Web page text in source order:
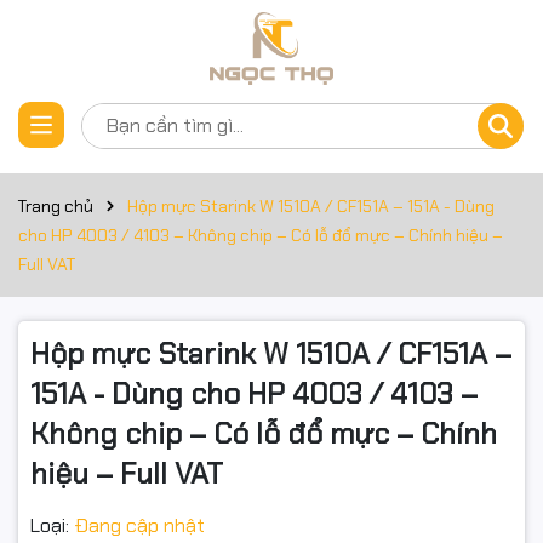
Trang chủ
Hộp mực Starink W 1510A / CF151A – 151A - Dùng
cho HP 4003 / 4103 – Không chip – Có lỗ đổ mực – Chính hiệu –
Full VAT
Hộp mực Starink W 1510A / CF151A –
151A - Dùng cho HP 4003 / 4103 –
Không chip – Có lỗ đổ mực – Chính
hiệu – Full VAT
Loại: Đang cập nhật
Thông số kỹ thuật
Hộp mực Starink W1510A / CF151A – Dùng cho HP 4003 /
4103 – Không chip – Có lỗ đổ mực – Chính hiệu – Full VAT
📝 Mô tả ngắn
cao cho dòng HP LaserJet Pro 4003 / MFP 4103.
Thiết kế không kèm chip (tái sử dụng chip gốc), có sẵn lỗ đổ
mực giúp nạp lại nhiều lần, cho bản in đậm – nét – sạch, phù
hợp văn phòng, cửa hàng, hộ gia đình in ấn nhiều.
Đặt trước sản phẩm